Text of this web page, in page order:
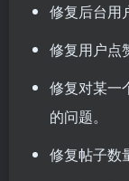
修复后台用
修复用户点
修复对某一
的问题。
修复帖子数